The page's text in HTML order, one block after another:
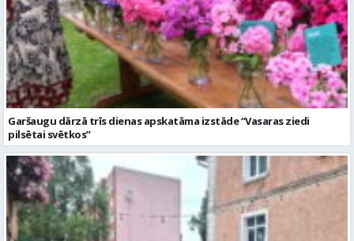
Garšaugu dārzā trīs dienas apskatāma izstāde “Vasaras ziedi
pilsētai svētkos”